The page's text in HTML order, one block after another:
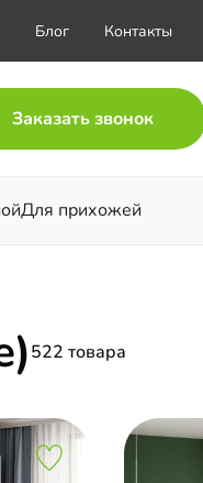
Блог Контакты
Заказать звонок
Для прихожей
522 товара